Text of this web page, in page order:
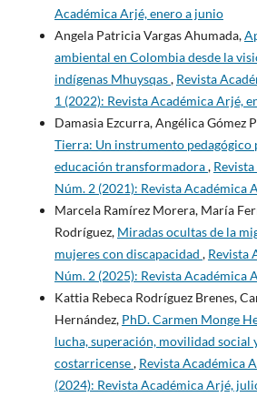
Académica Arjé, enero a junio
Angela Patricia Vargas Ahumada,
ambiental en Colombia desde la
indígenas Mhuysqas, Revista
1 (2022): Revista Académica Arjé,
Damasia Ezcurra, Angélica Gómez
Tierra: Un instrumento pedagógico
educación transformadora,
Núm. 2 (2021): Revista Académica
Marcela Ramírez Morera, María
Rodríguez, Miradas ocultas de la
mujeres con discapacidad , Revista
Núm. 2 (2025): Revista Académica
Kattia Rebeca Rodríguez Brenes,
Hernández, PhD. Carmen Monge
lucha, superación, movilidad
costarricense, Revista Académica
(2024): Revista Académica Arjé,